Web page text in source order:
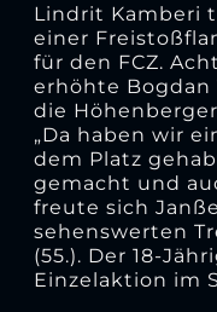
Lindrit Kamberi
einer
für den FCZ.
erhöhte Bogdan
die
„Da haben wir
dem Platz
gemacht und
freute sich
sehenswerten
(55.). Der 18-
Einzelaktion im